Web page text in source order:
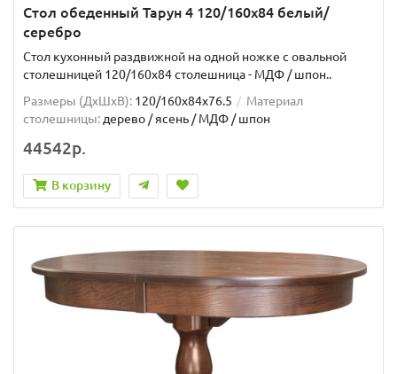
Стол обеденный Тарун 4 120/160х84 белый/
серебро
Стол кухонный раздвижной на одной ножке с овальной
столешницей 120/160х84 столешница - МДФ / шпон..
Размеры (ДхШxВ): 120/160х84х76.5
Материал
столешницы: дерево / ясень / МДФ / шпон
44542р.
В корзину